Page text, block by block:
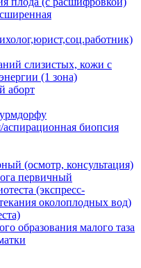
слизистых, кожи с
(1 зона)
аборт
биопсия
(осмотр, консультация)
первичный
(экспресс-
околоплодных вод)
образования малого таза